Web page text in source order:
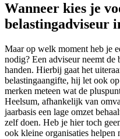
Wanneer kies je
belastingadviseur
Maar op welk moment heb je
nodig? Een adviseur neemt de
handen. Hierbij gaat het
belastingaangifte, hij let ook
merken meteen wat de
Heelsum, afhankelijk van
jaarbasis een lage omzet
zelf doen. Heb je hier toch
ook kleine organisaties helpen